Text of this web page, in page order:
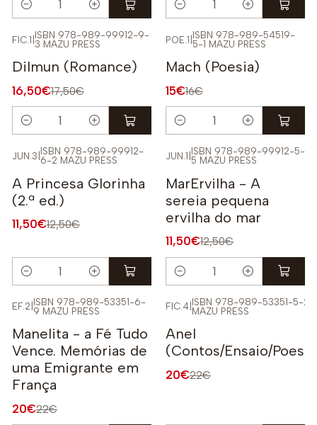
Quantidade Quantidade
FIC.1|ISBN 978-989-99912-9-
3 MAZU PRESS
Dilmun (Romance)
16,50€17,50€
Quantidade
POE.1|ISBN 978-989-54519-
5-1 MAZU PRESS
Mach (Poesia)
15€16€
Quantidade
JUN.3 ISBN 978-989-99912-
6-2 MAZU PRESS
A Princesa Glorinha
(2.ª ed.)
11,50€12,50€
Quantidade
JUN.1 ISBN 978-989-99912-5-
5 MAZU PRESS
MarErvilha - A
sereia pequena
ervilha do mar
11,50€12,50€
Quantidade
EF.2 ISBN 978-989-53351-6-
9 MAZU PRESS
Manelita - a Fé Tudo
Vence. Memórias de
uma Emigrante em
França
20€22€
FIC.4 ISBN 978-989-53351-5-2
MAZU PRESS
Anel
(Contos/Ensaio/
20€22€